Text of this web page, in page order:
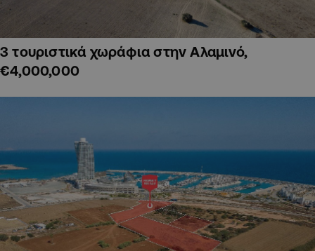
3 τουριστικά χωράφια στην Αλαμινό,
€4,000,000